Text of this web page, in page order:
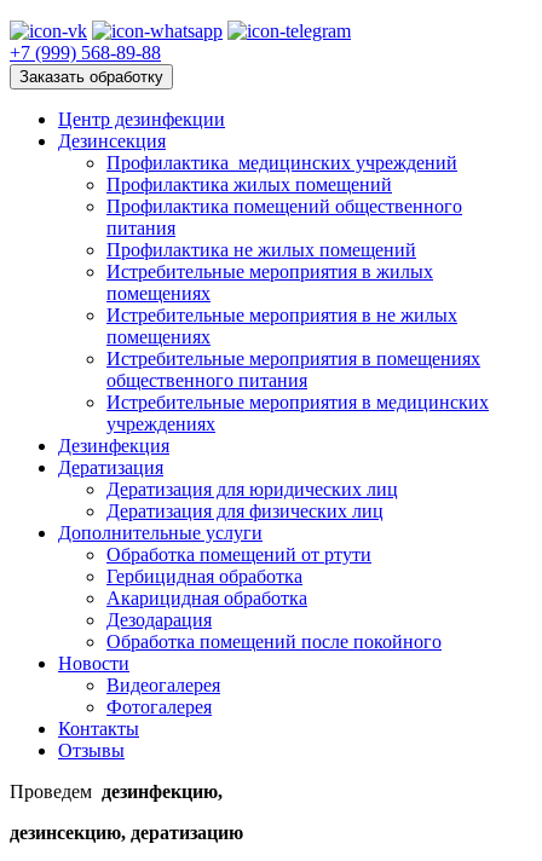
+7 (999) 568-89-88
Заказать обработку
Центр дезинфекции
Дезинсекция
Профилактика медицинских учреждений
Профилактика жилых помещений
Профилактика помещений общественного
питания
Профилактика не жилых помещений
Истребительные мероприятия в жилых
помещениях
Истребительные мероприятия в не жилых
помещениях
Истребительные мероприятия в помещениях
общественного питания
Истребительные мероприятия в медицинских
учреждениях
Дезинфекция
Дератизация
Дератизация для юридических лиц
Дератизация для физических лиц
Дополнительные услуги
Обработка помещений от ртути
Гербицидная обработка
Акарицидная обработка
Дезодарация
Обработка помещений после покойного
Новости
Видеогалерея
Фотогалерея
Контакты
Отзывы
Проведем дезинфекцию,
дезинсекцию, дератизацию